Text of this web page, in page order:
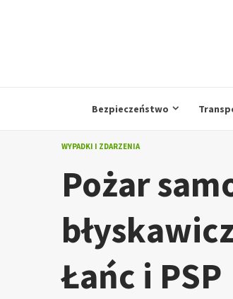
Bezpieczeństwo
WYPADKI I ZDARZENIA
Pożar
Łańc i PSP